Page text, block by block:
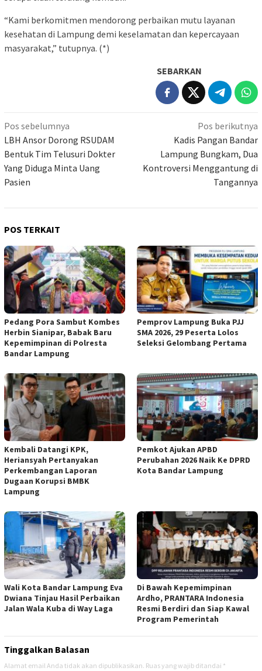
“Kami berkomitmen mendorong perbaikan mutu layanan
kesehatan di Lampung demi keselamatan dan kepercayaan
masyarakat,” tutupnya. (*)
SEBARKAN
Navigasi
pos
Pos sebelumnya
LBH Ansor Dorong RSUDAM
Bentuk Tim Telusuri Dokter
Yang Diduga Minta Uang
Pasien
Pos berikutnya
Kadis Pangan Bandar
Lampung Bungkam, Dua
Kontroversi Menggantung di
Tangannya
POS TERKAIT
Pedang Pora Sambut Kombes
Herbin Sianipar, Babak Baru
Kepemimpinan di Polresta
Bandar Lampung
Pemprov Lampung Buka PJJ
SMA 2026, 29 Peserta Lolos
Seleksi Gelombang Pertama
Kembali Datangi KPK,
Heriansyah Pertanyakan
Perkembangan Laporan
Dugaan Korupsi BMBK
Lampung
Pemkot Ajukan APBD
Perubahan 2026 Naik Ke DPRD
Kota Bandar Lampung
Wali Kota Bandar Lampung Eva
Dwiana Tinjau Hasil Perbaikan
Jalan Wala Kuba di Way Laga
Di Bawah Kepemimpinan
Ardho, PRANTARA Indonesia
Resmi Berdiri dan Siap Kawal
Program Pemerintah
Tinggalkan Balasan
Alamat email Anda tidak akan dipublikasikan. Ruas yang wajib ditandai *